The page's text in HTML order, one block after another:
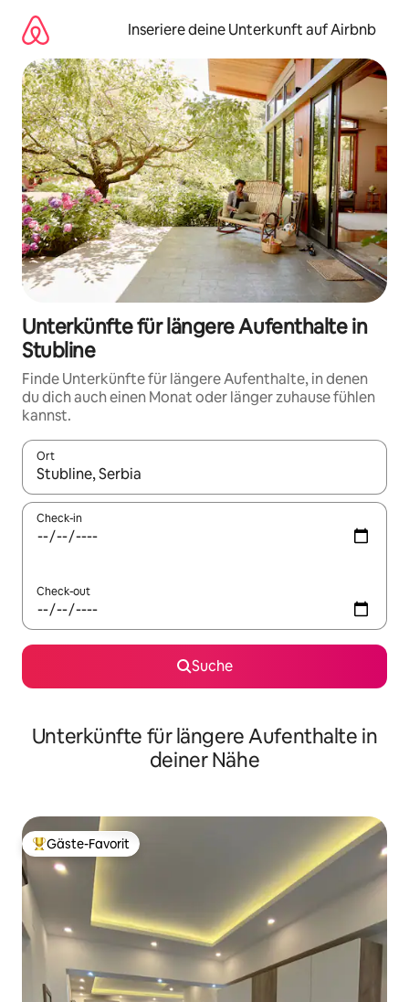
Inhalten
springen
Inseriere deine Unterkunft auf Airbnb
Unterkünfte für längere Aufenthalte in
Stubline
Finde Unterkünfte für längere Aufenthalte, in denen
du dich auch einen Monat oder länger zuhause fühlen
kannst.
Ort
Wenn Ergebnisse verfügbar sind, navigiere mit den
Check-in
Check-out
Suche
Unterkünfte für längere Aufenthalte in
deiner Nähe
Beliebter Gäste-Favorit.
Gäste-Favorit